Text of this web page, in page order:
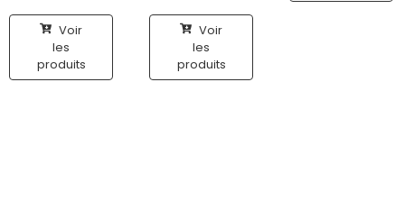
Voir
les
produits
Voir
les
produits